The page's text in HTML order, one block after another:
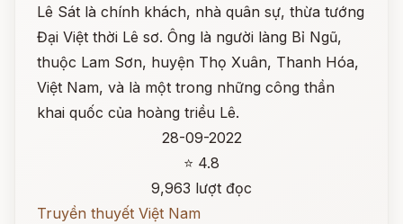
Lê Sát là chính khách, nhà quân sự, thừa tướng
Đại Việt thời Lê sơ. Ông là người làng Bỉ Ngũ,
thuộc Lam Sơn, huyện Thọ Xuân, Thanh Hóa,
Việt Nam, và là một trong những công thần
khai quốc của hoàng triều Lê.
28-09-2022
⭐ 4.8
9,963 lượt đọc
Truyền thuyết Việt Nam